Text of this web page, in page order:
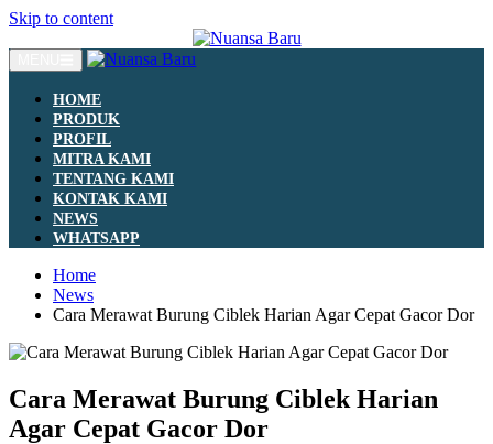
Skip to content
HOME
PRODUK
PROFIL
MITRA KAMI
TENTANG KAMI
KONTAK KAMI
NEWS
WHATSAPP
Home
News
Cara Merawat Burung Ciblek Harian Agar Cepat Gacor Dor
Cara Merawat Burung Ciblek Harian
Agar Cepat Gacor Dor